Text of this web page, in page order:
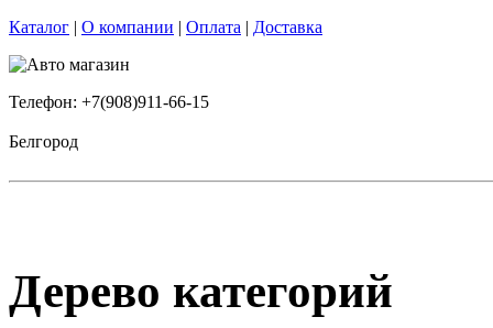
Каталог | О компании | Оплата | Доставка
Телефон: +7(908)911-66-15
Белгород
Дерево категорий